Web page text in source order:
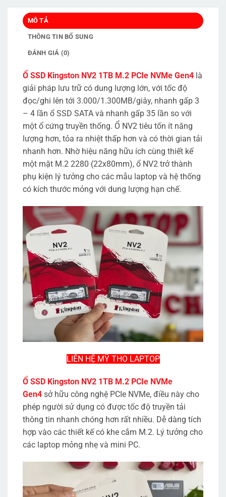
MÔ TẢ
THÔNG TIN BỔ SUNG
ĐÁNH GIÁ (0)
Ổ SSD Kingston NV2 1TB M.2 PCIe NVMe Gen4 là
giải pháp lưu trữ có dung lượng lớn, với tốc độ
đọc/ghi lên tới 3.000/1.300MB/giây, nhanh gấp 3
– 4 lần ổ SSD SATA và nhanh gấp 35 lần so với
một ổ cứng truyền thống. Ổ NV2 tiêu tốn ít năng
lượng hơn, tỏa ra nhiệt thấp hơn và có thời gian tải
nhanh hơn. Nhờ hiệu năng hữu ích cùng thiết kế
một mặt M.2 2280 (22x80mm), ổ NV2 trở thành
phụ kiện lý tưởng cho các mẫu laptop và hệ thống
có kích thước mỏng với dung lượng hạn chế.
LIÊN HỆ MỸ THO LAPTOP
Ổ SSD Kingston NV2 1TB M.2 PCIe NVMe
Gen4 sở hữu công nghệ PCIe NVMe, điều này cho
phép người sử dụng có được tốc độ truyền tải
thông tin nhanh chóng hơn rất nhiều. Dễ dàng tích
hợp vào các thiết kế có khe cắm M.2. Lý tưởng cho
các laptop mỏng nhẹ và mini PC.